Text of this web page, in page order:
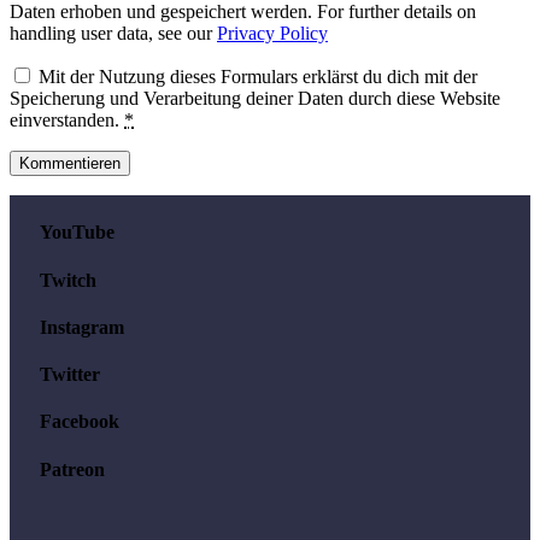
Daten erhoben und gespeichert werden. For further details on
handling user data, see ourPrivacy Policy
Mit der Nutzung dieses Formulars erklärst du dich mit der
Speicherung und Verarbeitung deiner Daten durch diese Website
einverstanden. *
YouTube
Twitch
Instagram
Twitter
Facebook
Patreon